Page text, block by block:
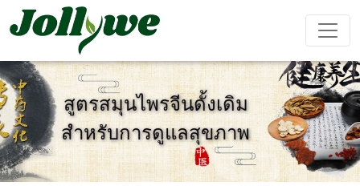
ยา แก้ ท้อง
ผูก
อาหาร
เสริม ลด
อาหาร
เสริม ความ
อาหาร
เสริม
ผลิตภัณฑ์
เสริม
ยา เม็ด แคปซูล ผง ชง เครื่อง ดื่ม
สูตรสมุนไพรจีนดั้งเดิม
สำหรับการดูแลสุขภาพ